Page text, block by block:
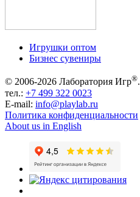
Игрушки оптом
Бизнес сувениры
© 2006-2026 Лаборатория Игр®.
тел.: +7 499 322 0023
E-mail: info@playlab.ru
Политика конфиденциальности
About us in English